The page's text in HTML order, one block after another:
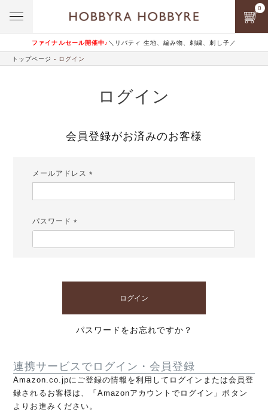
ファイナルセール開催中♪ ＼リバティ 生地、編み物、刺繍、刺し子／
0
トップページ ログイン
ログイン
会員登録がお済みのお客様
メールアドレス
パスワード
ログイン
パスワードをお忘れですか？
連携サービスでログイン・会員登録
Amazon.co.jpにご登録の情報を利用してログインまたは会員登
録されるお客様は、「Amazonアカウントでログイン」ボタン
よりお進みください。